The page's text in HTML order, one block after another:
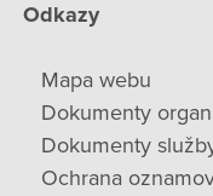
Odkazy
Mapa webu
Dokumenty
Dokumenty
Ochrana